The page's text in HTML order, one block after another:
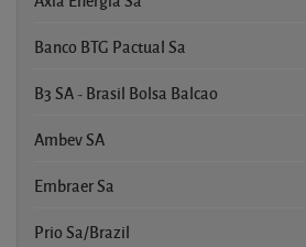
Banco BTG Pactual Sa
B3 SA - Brasil Bolsa Balcao
Ambev SA
Embraer Sa
Prio Sa/Brazil